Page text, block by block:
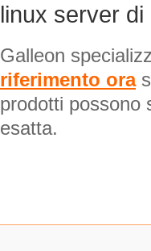
linux server
Galleon
riferimento ora
prodotti possono
esatta.